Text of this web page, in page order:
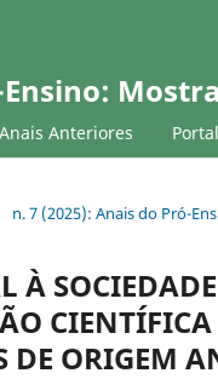
Anais Anteriores
n. 7 (2025): Anais do Pró-
À
CIENTÍFICA
DE ORIGEM